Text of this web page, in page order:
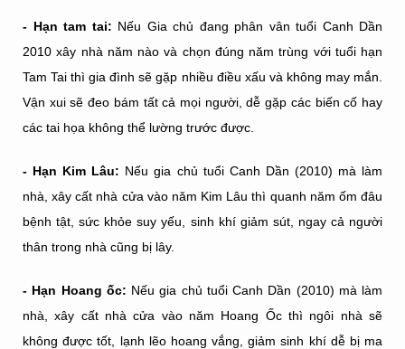
- Hạn tam tai: Nếu Gia chủ đang phân vân tuổi Canh Dần
2010 xây nhà năm nào và chọn đúng năm trùng với tuổi hạn
Tam Tai thì gia đình sẽ gặp nhiều điều xấu và không may mắn.
Vận xui sẽ đeo bám tất cả mọi người, dễ gặp các biến cố hay
các tai họa không thể lường trước được.
- Hạn Kim Lâu: Nếu gia chủ tuổi Canh Dần (2010) mà làm
nhà, xây cất nhà cửa vào năm Kim Lâu thì quanh năm ốm đâu
bệnh tật, sức khỏe suy yếu, sinh khí giảm sút, ngay cả người
thân trong nhà cũng bị lây.
- Hạn Hoang ốc: Nếu gia chủ tuổi Canh Dần (2010) mà làm
nhà, xây cất nhà cửa vào năm Hoang Ốc thì ngôi nhà sẽ
không được tốt, lạnh lẽo hoang vắng, giảm sinh khí dễ bị ma